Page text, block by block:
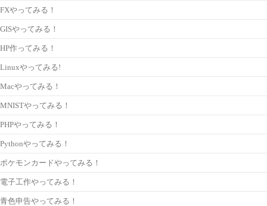
FXやってみる！
GISやってみる！
HP作ってみる！
Linuxやってみる!
Macやってみる！
MNISTやってみる！
PHPやってみる！
Pythonやってみる！
ポケモンカードやってみる！
電子工作やってみる！
青色申告やってみる！